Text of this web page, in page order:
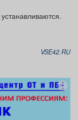
VSE42.RU